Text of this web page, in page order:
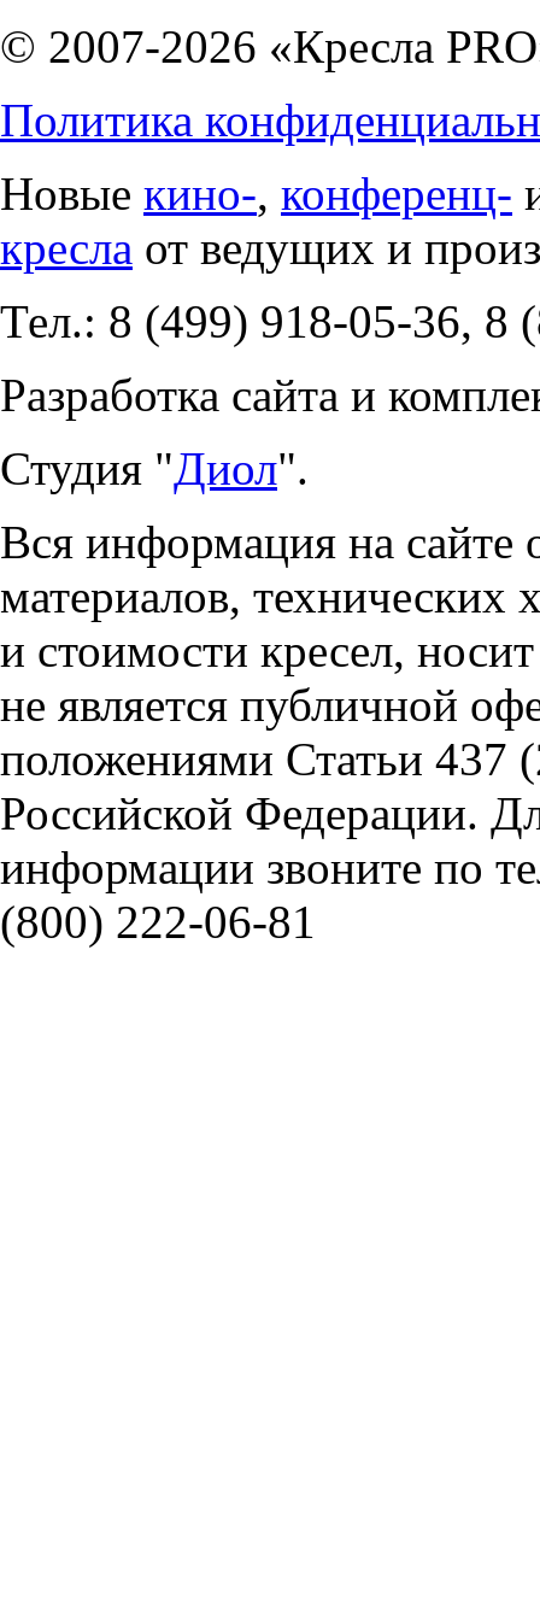
© 2007-2026 «Кресла
Политика
Новые кино-, конференц-
кресла от ведущих и
Тел.: 8 (499) 918-05-36, 8
Разработка сайта и
Студия "Диол".
Вся информация на сайте
материалов, технических
и стоимости кресел,
не является публичной
положениями Статьи 437
Российской Федерации.
информации звоните по
(800) 222-06-81